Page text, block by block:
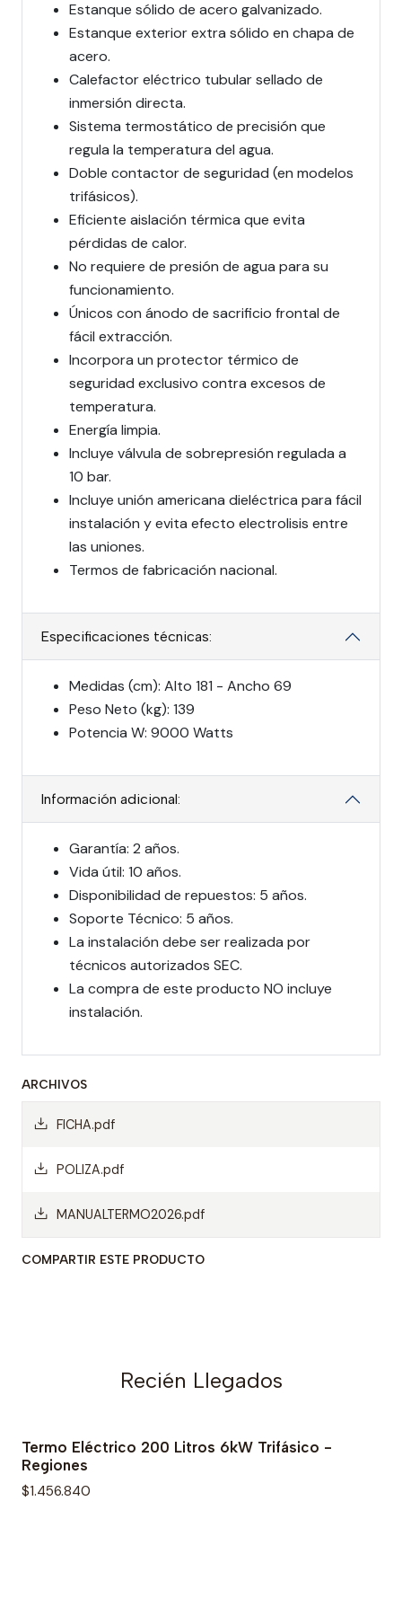
Estanque sólido de acero galvanizado.
Estanque exterior extra sólido en chapa de
acero.
Calefactor eléctrico tubular sellado de
inmersión directa.
Sistema termostático de precisión que
regula la temperatura del agua.
Doble contactor de seguridad (en modelos
trifásicos).
Eficiente aislación térmica que evita
pérdidas de calor.
No requiere de presión de agua para su
funcionamiento.
Únicos con ánodo de sacrificio frontal de
fácil extracción.
Incorpora un protector térmico de
seguridad exclusivo contra excesos de
temperatura.
Energía limpia.
Incluye válvula de sobrepresión regulada a
10 bar.
Incluye unión americana dieléctrica para fácil
instalación y evita efecto electrolisis entre
las uniones.
Termos de fabricación nacional.
Especificaciones técnicas:
Medidas (cm): Alto 181 - Ancho 69
Peso Neto (kg): 139
Potencia W: 9000 Watts
Información adicional:
Garantía: 2 años.
Vida útil: 10 años.
Disponibilidad de repuestos: 5 años.
Soporte Técnico: 5 años.
La instalación debe ser realizada por
técnicos autorizados SEC.
La compra de este producto NO incluye
instalación.
ARCHIVOS
FICHA.pdf
POLIZA.pdf
MANUALTERMO2026.pdf
COMPARTIR ESTE PRODUCTO
Recién Llegados
Termo Eléctrico 200 Litros 6kW Trifásico -
Regiones
$1.456.840